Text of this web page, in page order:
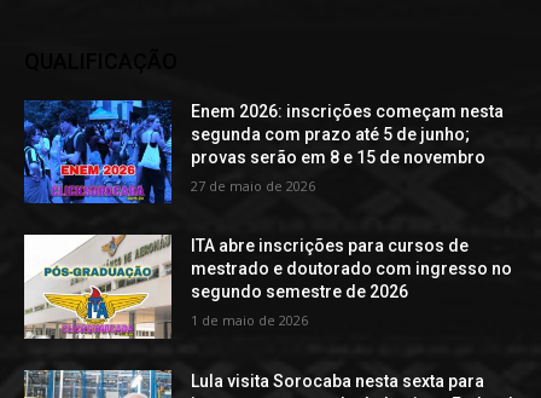
Enem 2026: inscrições começam nesta
segunda com prazo até 5 de junho;
provas serão em 8 e 15 de novembro
27 de maio de 2026
ITA abre inscrições para cursos de
mestrado e doutorado com ingresso no
segundo semestre de 2026
1 de maio de 2026
Lula visita Sorocaba nesta sexta para